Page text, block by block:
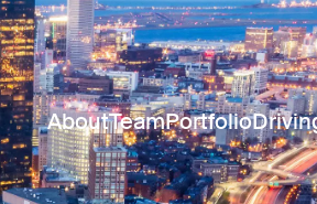
AboutTeamPortfolio